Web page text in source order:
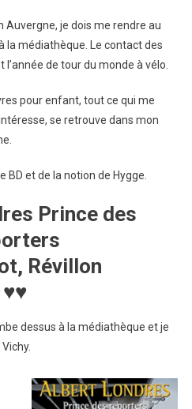
Albert
Londres,
Hygge
Lagom
Auvergne, je dois me rendre au
la médiathèque. Le contact des
de tour du monde à vélo.
pour enfant, tout ce qui me
se retrouve dans mon
BD et de la notion de Hygge.
Prince des
Révillon
♥♥
dessus à la médiathèque et je